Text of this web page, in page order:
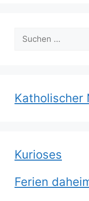
nach:
Katholischer
Kurioses
Ferien